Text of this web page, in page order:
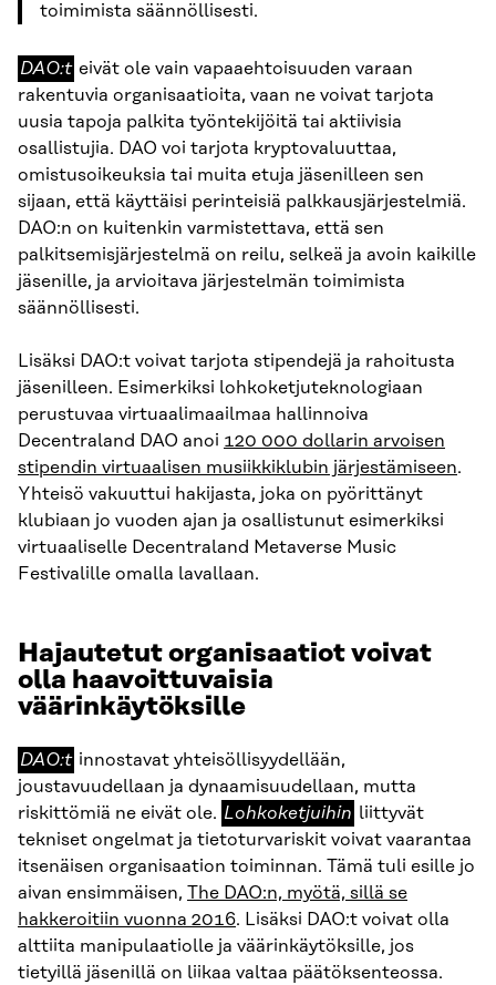
toimimista säännöllisesti.
DAO:t
DAO:t eivät ole vain vapaaehtoisuuden varaan
rakentuvia organisaatioita, vaan ne voivat tarjota
uusia tapoja palkita työntekijöitä tai aktiivisia
osallistujia. DAO voi tarjota kryptovaluuttaa,
omistusoikeuksia tai muita etuja jäsenilleen sen
sijaan, että käyttäisi perinteisiä palkkausjärjestelmiä.
DAO:n on kuitenkin varmistettava, että sen
palkitsemisjärjestelmä on reilu, selkeä ja avoin kaikille
jäsenille, ja arvioitava järjestelmän toimimista
säännöllisesti.
Lisäksi DAO:t voivat tarjota stipendejä ja rahoitusta
jäsenilleen. Esimerkiksi lohkoketjuteknologiaan
perustuvaa virtuaalimaailmaa hallinnoiva
Decentraland DAO anoi 120 000 dollarin arvoisen
stipendin virtuaalisen musiikkiklubin järjestämiseen.
Yhteisö vakuuttui hakijasta, joka on pyörittänyt
klubiaan jo vuoden ajan ja osallistunut esimerkiksi
virtuaaliselle Decentraland Metaverse Music
Festivalille omalla lavallaan.
Hajautetut organisaatiot voivat
olla haavoittuvaisia
väärinkäytöksille
DAO:t
DAO:t innostavat yhteisöllisyydellään,
joustavuudellaan ja dynaamisuudellaan, mutta
riskittömiä ne eivät ole. Lohkoketjuihin
Lohkoketjuihin liittyvät
tekniset ongelmat ja tietoturvariskit voivat vaarantaa
itsenäisen organisaation toiminnan. Tämä tuli esille jo
aivan ensimmäisen, The DAO:n, myötä, sillä se
hakkeroitiin vuonna 2016. Lisäksi DAO:t voivat olla
alttiita manipulaatiolle ja väärinkäytöksille, jos
tietyillä jäsenillä on liikaa valtaa päätöksenteossa.